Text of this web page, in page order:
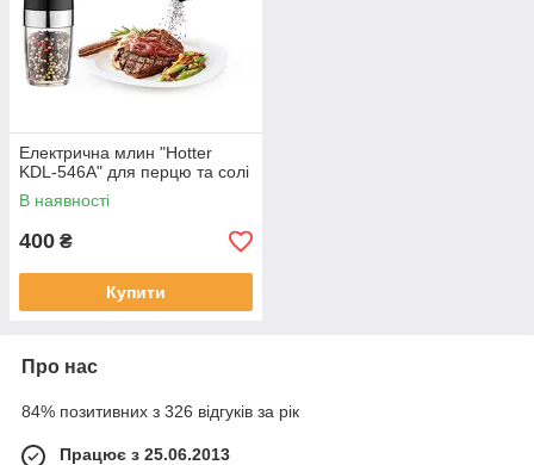
Електрична млин "Hotter
KDL-546A" для перцю та солі
В наявності
400 ₴
Купити
Про нас
84% позитивних з 326 відгуків за рік
Працює з 25.06.2013